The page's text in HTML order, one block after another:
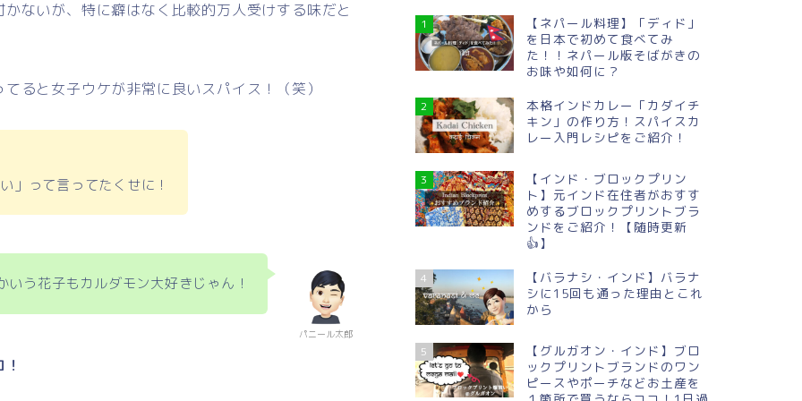
ないが、特に癖はなく比較的万人受けする味だと
ると女子ウケが非常に良いスパイス！（笑）
」って言ってたくせに！
パニール太郎
いう花子もカルダモン大好きじゃん！
1
【ネパール料理】「ディド」
を日本で初めて食べてみ
た！！ネパール版そばがきの
お味や如何に？
2
本格インドカレー「カダイチ
キン」の作り方！スパイスカ
レー入門レシピをご紹介！
3
【インド・ブロックプリン
ト】元インド在住者がおすす
めするブロックプリントブラ
ンドをご紹介！【随時更新
👍】
4
【バラナシ・インド】バラナ
シに15回も通った理由とこれ
から
5
【グルガオン・インド】ブロ
ックプリントブランドのワン
ピースやポーチなどお土産を